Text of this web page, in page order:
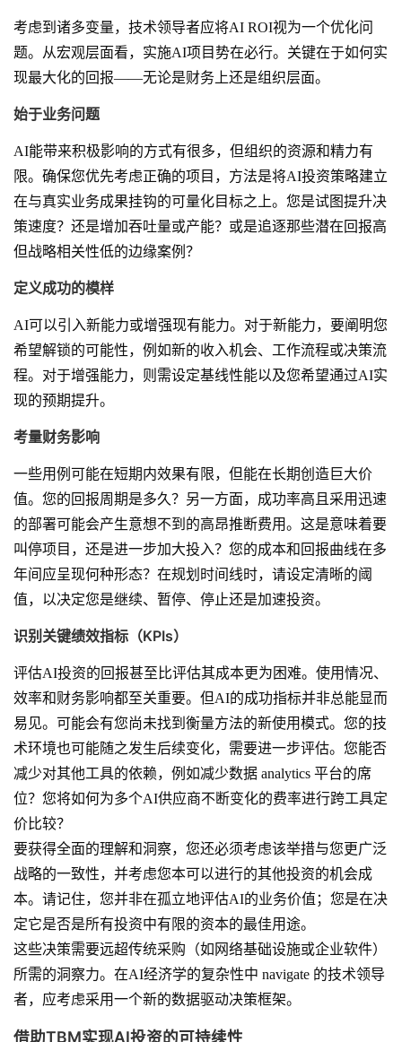
考虑到诸多变量，技术领导者应将AI ROI视为一个优化问
题。从宏观层面看，实施AI项目势在必行。关键在于如何实
现最大化的回报——无论是财务上还是组织层面。
始于业务问题
AI能带来积极影响的方式有很多，但组织的资源和精力有
限。确保您优先考虑正确的项目，方法是将AI投资策略建立
在与真实业务成果挂钩的可量化目标之上。您是试图提升决
策速度？还是增加吞吐量或产能？或是追逐那些潜在回报高
但战略相关性低的边缘案例？
定义成功的模样
AI可以引入新能力或增强现有能力。对于新能力，要阐明您
希望解锁的可能性，例如新的收入机会、工作流程或决策流
程。对于增强能力，则需设定基线性能以及您希望通过AI实
现的预期提升。
考量财务影响
一些用例可能在短期内效果有限，但能在长期创造巨大价
值。您的回报周期是多久？另一方面，成功率高且采用迅速
的部署可能会产生意想不到的高昂推断费用。这是意味着要
叫停项目，还是进一步加大投入？您的成本和回报曲线在多
年间应呈现何种形态？在规划时间线时，请设定清晰的阈
值，以决定您是继续、暂停、停止还是加速投资。
识别关键绩效指标（KPIs）
评估AI投资的回报甚至比评估其成本更为困难。使用情况、
效率和财务影响都至关重要。但AI的成功指标并非总能显而
易见。可能会有您尚未找到衡量方法的新使用模式。您的技
术环境也可能随之发生后续变化，需要进一步评估。您能否
减少对其他工具的依赖，例如减少数据 analytics 平台的席
位？您将如何为多个AI供应商不断变化的费率进行跨工具定
价比较？
要获得全面的理解和洞察，您还必须考虑该举措与您更广泛
战略的一致性，并考虑您本可以进行的其他投资的机会成
本。请记住，您并非在孤立地评估AI的业务价值；您是在决
定它是否是所有投资中有限的资本的最佳用途。
这些决策需要远超传统采购（如网络基础设施或企业软件）
所需的洞察力。在AI经济学的复杂性中 navigate 的技术领导
者，应考虑采用一个新的数据驱动决策框架。
借助TBM实现AI投资的可持续性